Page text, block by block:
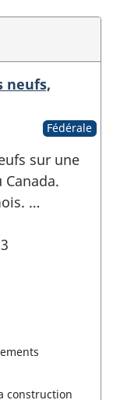
neufs,
Fédérale
sur une
…
construction